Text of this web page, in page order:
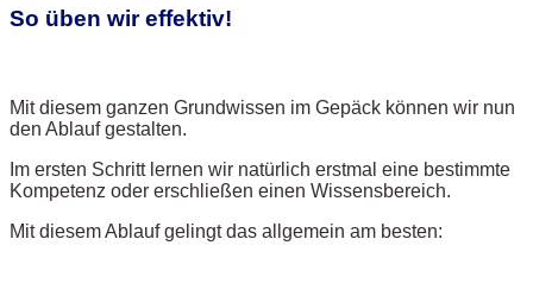
So üben wir effektiv!
Mit diesem ganzen Grundwissen im Gepäck können wir nun
den Ablauf gestalten.
Im ersten Schritt lernen wir natürlich erstmal eine bestimmte
Kompetenz oder erschließen einen Wissensbereich.
Mit diesem Ablauf gelingt das allgemein am besten: